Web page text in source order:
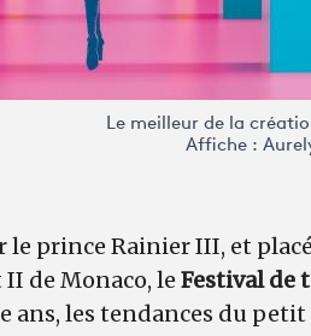
Le meilleur de la
Affiche :
le prince Rainier III, et
de Monaco, le Festival de
ans, les tendances du